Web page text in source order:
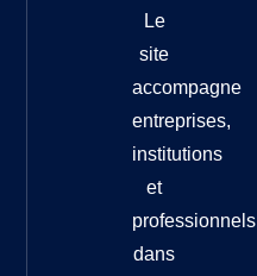
Le
site
accompagne
entreprises,
institutions
et
professionnels
dans